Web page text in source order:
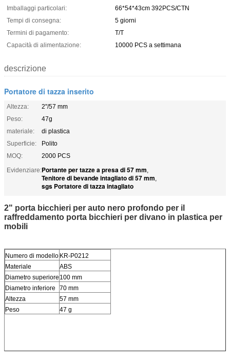
Imballaggi particolari:
66*54*43cm 392PCS/CTN
Tempi di consegna:
5 giorni
Termini di pagamento:
T/T
Capacità di alimentazione:
10000 PCS a settimana
descrizione
Portatore di tazza inserito
Altezza:
2"/57 mm
Peso:
47g
materiale:
di plastica
Superficie:
Polito
MOQ:
2000 PCS
Evidenziare:Portante per tazze a presa di 57 mm,
Tenitore di bevande intagliato di 57 mm,
sgs Portatore di tazza intagliato
2" porta bicchieri per auto nero profondo per il
raffreddamento porta bicchieri per divano in plastica per
mobili
Numero di modello KR-P0212
Materiale
ABS
Diametro superiore 100 mm
Diametro inferiore
70 mm
Altezza
57 mm
Peso
47 g